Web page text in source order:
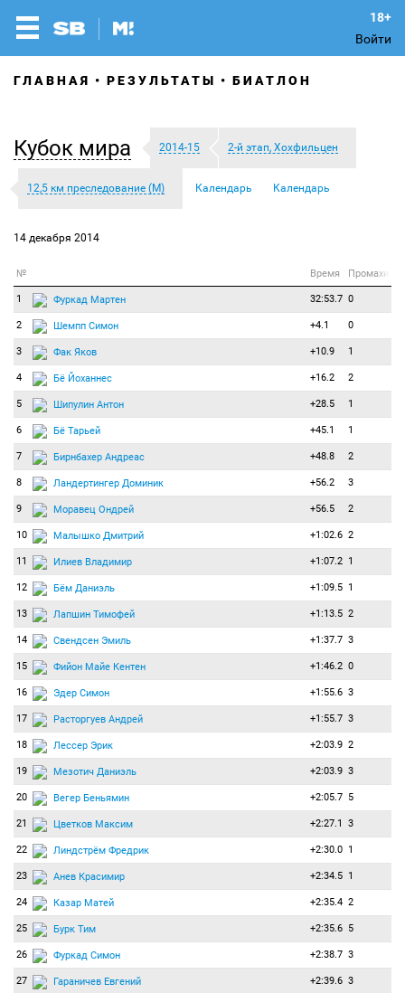
Войти
ГЛАВНАЯ РЕЗУЛЬТАТЫ БИАТЛОН
Кубок мира 2014-15 2-й этап, Хохфильцен
12,5 км преследование (М) Календарь Календарь
14 декабря 2014
№ Время Промахи
1 Фуркад Мартен 32:53.7 0
2 Шемпп Симон +4.1 0
3 Фак Яков +10.9 1
4 Бё Йоханнес +16.2 2
5 Шипулин Антон +28.5 1
6 Бё Тарьей +45.1 1
7 Бирнбахер Андреас +48.8 2
8 Ландертингер Доминик +56.2 3
9 Моравец Ондрей +56.5 2
10 Малышко Дмитрий +1:02.6 2
11 Илиев Владимир +1:07.2 1
12 Бём Даниэль +1:09.5 1
13 Лапшин Тимофей +1:13.5 2
14 Свендсен Эмиль +1:37.7 3
15 Фийон Майе Кентен +1:46.2 0
16 Эдер Симон +1:55.6 3
17 Расторгуев Андрей +1:55.7 3
18 Лессер Эрик +2:03.9 2
19 Мезотич Даниэль +2:03.9 3
20 Вегер Беньямин +2:05.7 5
21 Цветков Максим +2:27.1 3
22 Линдстрём Фредрик +2:30.0 1
23 Анев Красимир +2:34.5 1
24 Казар Матей +2:35.4 2
25 Бурк Тим +2:35.6 5
26 Фуркад Симон +2:38.7 3
27 Гараничев Евгений +2:39.6 3